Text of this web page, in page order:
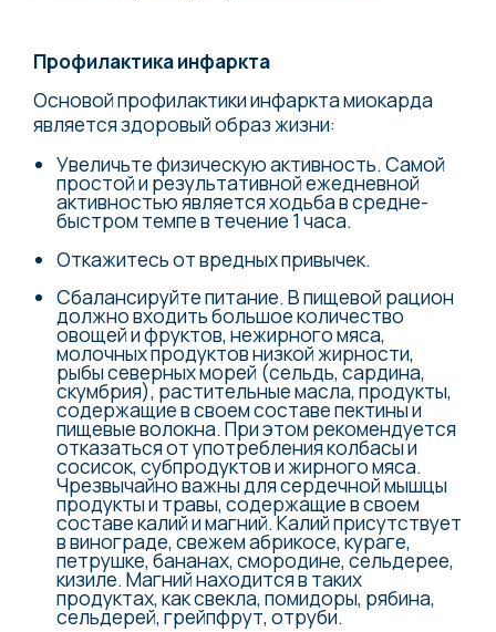
Профилактика инфаркта
Основой профилактики инфаркта миокарда
является здоровый образ жизни:
Увеличьте физическую активность. Самой
простой и результативной ежедневной
активностью является ходьба в средне-
быстром темпе в течение 1 часа.
Откажитесь от вредных привычек.
Сбалансируйте питание. В пищевой рацион
должно входить большое количество
овощей и фруктов, нежирного мяса,
молочных продуктов низкой жирности,
рыбы северных морей (сельдь, сардина,
скумбрия), растительные масла, продукты,
содержащие в своем составе пектины и
пищевые волокна. При этом рекомендуется
отказаться от употребления колбасы и
сосисок, субпродуктов и жирного мяса.
Чрезвычайно важны для сердечной мышцы
продукты и травы, содержащие в своем
составе калий и магний. Калий присутствует
в винограде, свежем абрикосе, кураге,
петрушке, бананах, смородине, сельдерее,
кизиле. Магний находится в таких
продуктах, как свекла, помидоры, рябина,
сельдерей, грейпфрут, отруби.